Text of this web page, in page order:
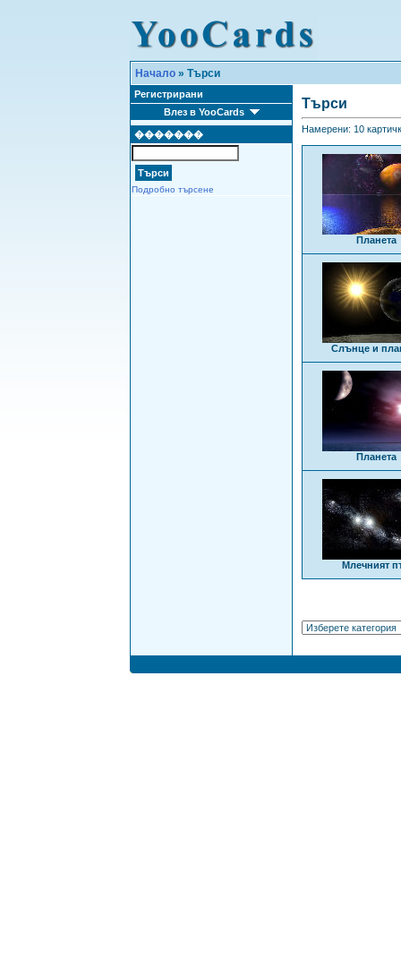
Начало » Търси
Регистрирани
Влез в YooCards
�������
Подробно търсене
Търси
Намерени: 10
Планета
Слънце и
Планета
Млечният